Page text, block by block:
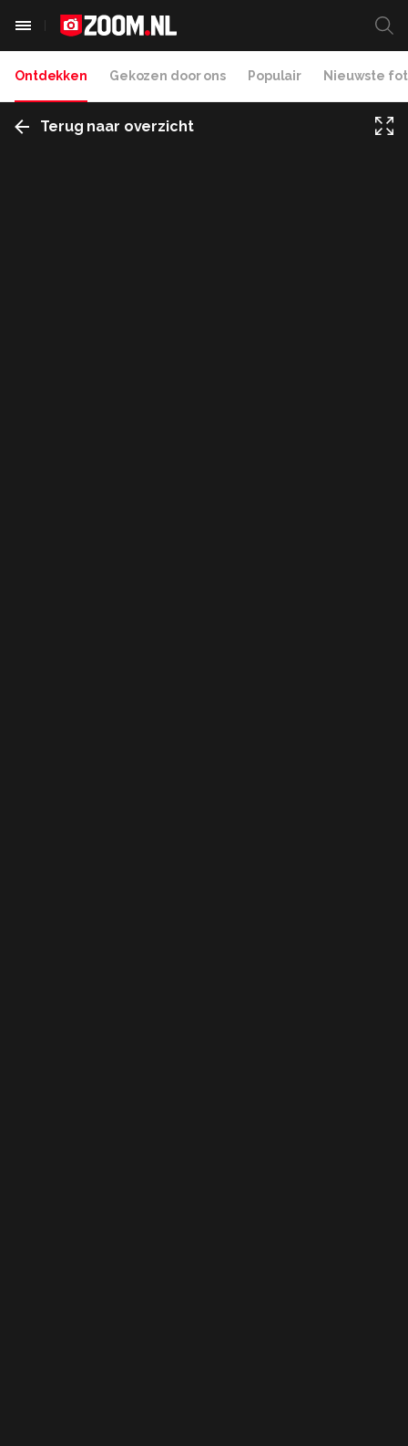
Ontdekken Gekozen door ons Populair Nieuwste
Terug naar overzicht